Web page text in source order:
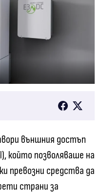
външния достъп
който позволяваше на
превозни средства да
страни за